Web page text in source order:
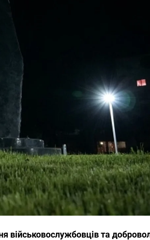
військовослужбовців та